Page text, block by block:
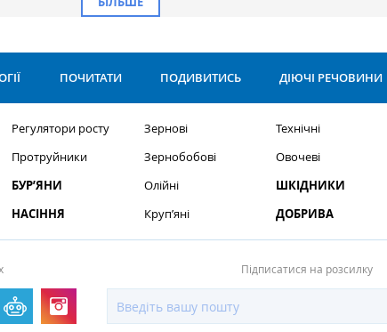
ПОЧИТАТИ ПОДИВИТИСЬ ДІЮЧІ РЕЧОВИНИ
Регулятори росту
Протруйники
БУР’ЯНИ
НАСІННЯ
Зернові
Зернобобові
Олійні
Круп’яні
Технічні
Овочеві
ШКІДНИКИ
ДОБРИВА
Підписатися на розсилку